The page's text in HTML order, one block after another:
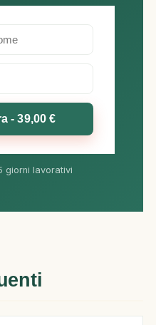
- 39,00 €
giorni lavorativi